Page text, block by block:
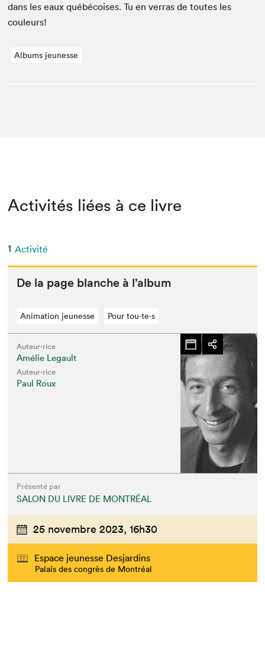
dans les eaux québé­cois­es. Tu en ver­ras de toutes les
couleurs!
Albums jeunesse
Activités liées à ce livre
1 Activité
De la page blanche à l’album
Animation jeunesse Pour tou⋅te⋅s
Auteur·rice
Amélie Legault
Auteur·rice
Paul Roux
Présenté par
SALON DU LIVRE DE MONTRÉAL
25 novembre 2023, 16h30
Espace jeunesse Desjardins
Palais des congrès de Montréal